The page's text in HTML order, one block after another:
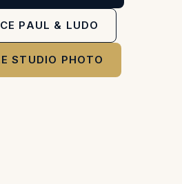
PAUL & LUDO
STUDIO PHOTO